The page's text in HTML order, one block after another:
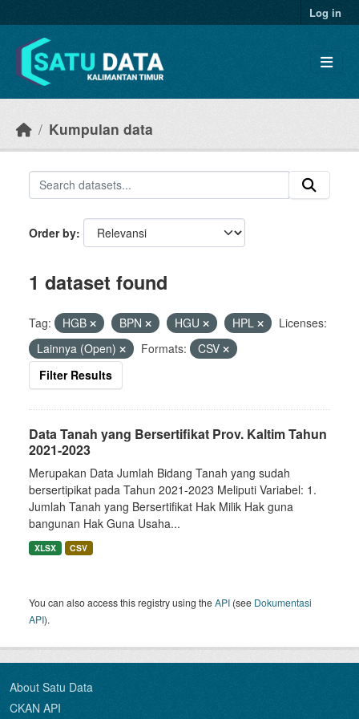
Log in
Kumpulan data
Order by
1 dataset found
Tag: HGB BPN HGU HPL
Licenses:
Lainnya (Open)
Formats:
CSV
Filter Results
Data Tanah yang Bersertifikat Prov. Kaltim Tahun
2021-2023
Merupakan Data Jumlah Bidang Tanah yang sudah
bersertipikat pada Tahun 2021-2023 Meliputi Variabel: 1.
Jumlah Tanah yang Bersertifikat Hak Milik Hak guna
bangunan Hak Guna Usaha...
XLSX CSV
You can also access this registry using theAPI (see Dokumentasi
API).
About Satu Data
CKAN API